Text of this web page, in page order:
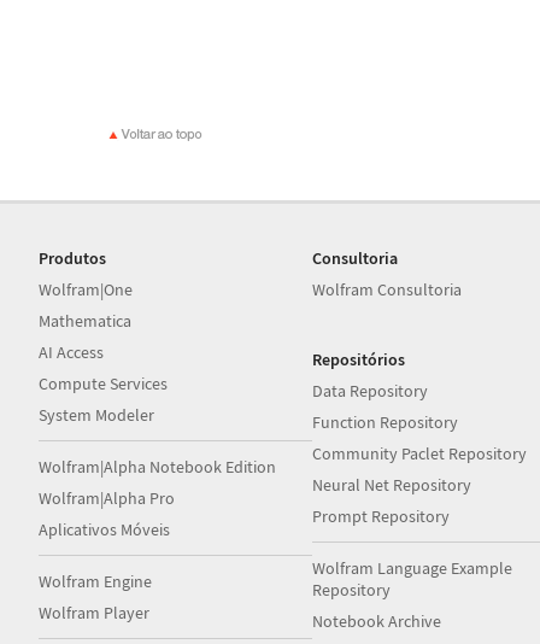
Produtos
Wolfram|One
Mathematica
AI Access
Compute Services
System Modeler
Wolfram|Alpha Notebook Edition
Wolfram|Alpha Pro
Aplicativos Móveis
Wolfram Engine
Wolfram Player
Consultoria
Wolfram Consultoria
Repositórios
Data Repository
Function Repository
Community Paclet Repository
Neural Net Repository
Prompt Repository
Wolfram Language Example
Repository
Notebook Archive